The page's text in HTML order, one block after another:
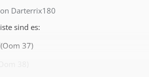
Darterrix180
sind es:
37)